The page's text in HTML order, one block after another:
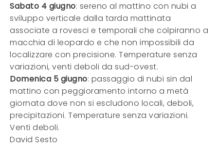
Sabato 4 giugno: sereno al mattino con nubi a
sviluppo verticale dalla tarda mattinata
associate a rovesci e temporali che colpiranno a
macchia di leopardo e che non impossibili da
localizzare con precisione. Temperature senza
variazioni, venti deboli da sud-ovest.
Domenica 5 giugno: passaggio di nubi sin dal
mattino con peggioramento intorno a metà
giornata dove non si escludono locali, deboli,
precipitazioni. Temperature senza variazioni.
Venti deboli.
David Sesto